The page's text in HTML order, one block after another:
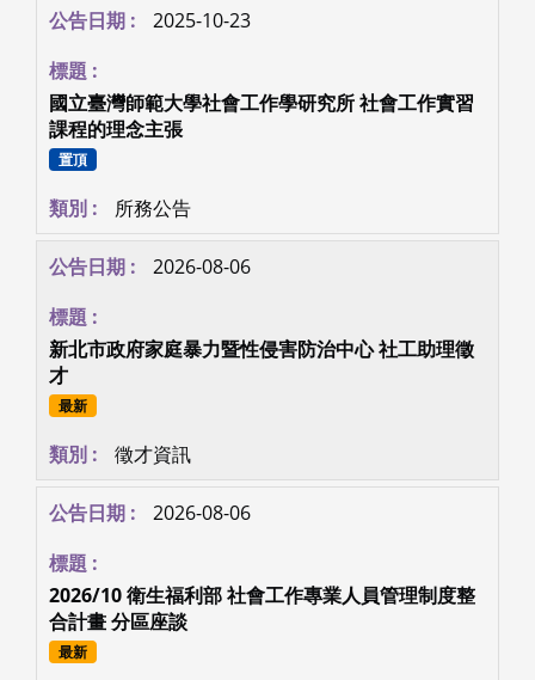
2025-10-23
國立臺灣師範大學社會工作學研究所 社會工作實習
課程的理念主張
置頂
所務公告
2026-08-06
新北市政府家庭暴力暨性侵害防治中心 社工助理徵
才
最新
徵才資訊
2026-08-06
2026/10 衛生福利部 社會工作專業人員管理制度整
合計畫 分區座談
最新